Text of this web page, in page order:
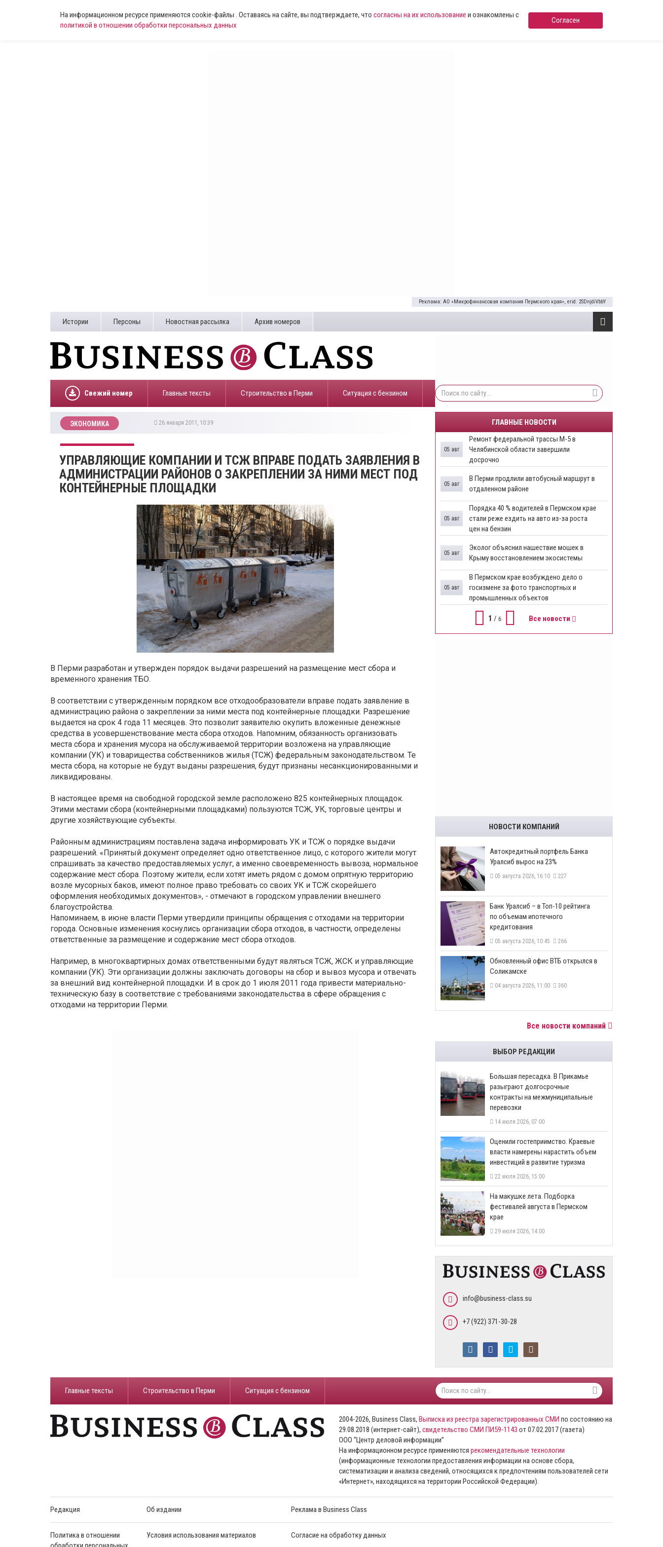
На информационном ресурсе применяются cookie-файлы . Оставаясь на сайте, вы подтверждаете, что согласны на их использование и ознакомлены с
политикой в отношении обработки персональных данных
Согласен
Реклама: АО «Микрофинансовая компания Пермского края», erid: 2SDnjdiVbbY
Истории Персоны Новостная рассылка Архив номеров
Свежий номер Главные тексты Строительство в Перми ​Ситуация с бензином
ЭКОНОМИКА 26 января 2011, 10:39
УПРАВЛЯЮЩИЕ КОМПАНИИ И ТСЖ ВПРАВЕ ПОДАТЬ ЗАЯВЛЕНИЯ В
АДМИНИСТРАЦИИ РАЙОНОВ О ЗАКРЕПЛЕНИИ ЗА НИМИ МЕСТ ПОД
КОНТЕЙНЕРНЫЕ ПЛОЩАДКИ
В Перми разработан и утвержден порядок выдачи разрешений на размещение мест сбора и
временного хранения ТБО.
В соответствии с утвержденным порядком все отходообразователи вправе подать заявление в
администрацию района о закреплении за ними места под контейнерные площадки. Разрешение
выдается на срок 4 года 11 месяцев. Это позволит заявителю окупить вложенные денежные
средства в усовершенствование места сбора отходов. Напомним, обязанность организовать
места сбора и хранения мусора на обслуживаемой территории возложена на управляющие
компании (УК) и товарищества собственников жилья (ТСЖ) федеральным законодательством. Те
места сбора, на которые не будут выданы разрешения, будут признаны несанкционированными и
ликвидированы.
В настоящее время на свободной городской земле расположено 825 контейнерных площадок.
Этими местами сбора (контейнерными площадками) пользуются ТСЖ, УК, торговые центры и
другие хозяйствующие субъекты.
Районным администрациям поставлена задача информировать УК и ТСЖ о порядке выдачи
разрешений. «Принятый документ определяет одно ответственное лицо, с которого жители могут
спрашивать за качество предоставляемых услуг, а именно своевременность вывоза, нормальное
содержание мест сбора. Поэтому жители, если хотят иметь рядом с домом опрятную территорию
возле мусорных баков, имеют полное право требовать со своих УК и ТСЖ скорейшего
оформления необходимых документов», - отмечают в городском управлении внешнего
благоустройства.
Напоминаем, в июне власти Перми утвердили принципы обращения с отходами на территории
города. Основные изменения коснулись организации сбора отходов, в частности, определены
ответственные за размещение и содержание мест сбора отходов.
Например, в многоквартирных домах ответственными будут являться ТСЖ, ЖСК и управляющие
компании (УК). Эти организации должны заключать договоры на сбор и вывоз мусора и отвечать
за внешний вид контейнерной площадки. И в срок до 1 июля 2011 года привести материально-
техническую базу в соответствие с требованиями законодательства в сфере обращения с
отходами на территории Перми.
ГЛАВНЫЕ НОВОСТИ
Ремонт федеральной трассы М-5 в
Челябинской области завершили
досрочно
05 авг
​В Перми продлили автобусный маршрут в
отдаленном районе
05 авг
​Порядка 40 % водителей в Пермском крае
стали реже ездить на авто из-за роста
цен на бензин
05 авг
Эколог объяснил нашествие мошек в
Крыму восстановлением экосистемы
05 авг
​В Пермском крае возбуждено дело о
госизмене за фото транспортных и
промышленных объектов
05 авг
1 / 6 Все новости
НОВОСТИ КОМПАНИЙ
​Автокредитный портфель Банка
Уралсиб вырос на 23%
05 августа 2026, 16:10 227
​Банк Уралсиб – в Топ-10 рейтинга
по объемам ипотечного
кредитования
05 августа 2026, 10:45 266
​Обновленный офис ВТБ открылся в
Соликамске
04 августа 2026, 11:00 360
Все новости компаний
ВЫБОР РЕДАКЦИИ
Большая пересадка. В Прикамье
разыграют долгосрочные
контракты на межмуниципальные
перевозки
14 июля 2026, 07:00
Оценили гостеприимство. Краевые
власти намерены нарастить объем
инвестиций в развитие туризма
22 июля 2026, 15:00
На макушке лета. Подборка
фестивалей августа в Пермском
крае
29 июля 2026, 14:00
info@business-class.su
+7 (922) 371-30-28
Главные тексты Строительство в Перми ​Ситуация с бензином
2004-2026, Business Class, Выписка из реестра зарегистрированных СМИ по состоянию на
29.08.2018 (интернет-сайт), свидетельство СМИ ПИ59-1143 от 07.02.2017 (газета)
ООО “Центр деловой информации”
На информационном ресурсе применяются рекомендательные технологии
(информационные технологии предоставления информации на основе сбора,
систематизации и анализа сведений, относящихся к предпочтениям пользователей сети
«Интернет», находящихся на территории Российской Федерации).
Редакция Об издании Реклама в Business Class
Политика в отношении
Условия использования материалов Согласие на обработку данных